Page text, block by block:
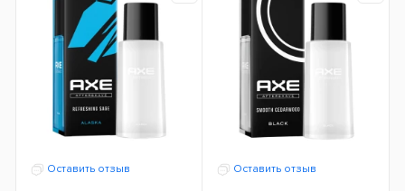
Оставить отзыв Оставить отзыв